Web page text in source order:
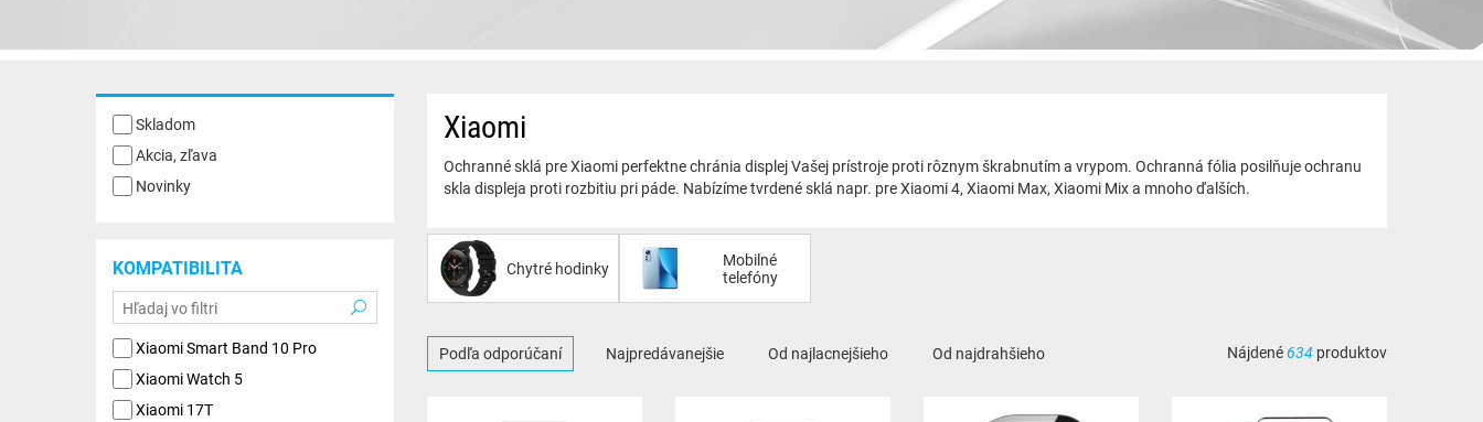
Skladom
Akcia, zľava
Novinky
KOMPATIBILITA
Xiaomi Smart Band 10 Pro
Xiaomi Watch 5
Xiaomi 17T
Xiaomi
Ochranné sklá pre Xiaomi perfektne chránia displej Vašej prístroje proti rôznym škrabnutím a vrypom. Ochranná fólia posilňuje ochranu
skla displeja proti rozbitiu pri páde. Nabízíme tvrdené sklá napr. pre Xiaomi 4, Xiaomi Max, Xiaomi Mix a mnoho ďalších.
Chytré hodinky
Mobilné
telefóny
Nájdené634 produktov
Podľa odporúčaní Najpredávanejšie Od najlacnejšieho Od najdrahšieho